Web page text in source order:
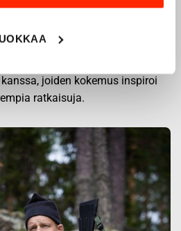
valmistaa laadukkaita vaatteita,
sopimusvalmistajana.
joiden kokemus inspiroi
ratkaisuja.